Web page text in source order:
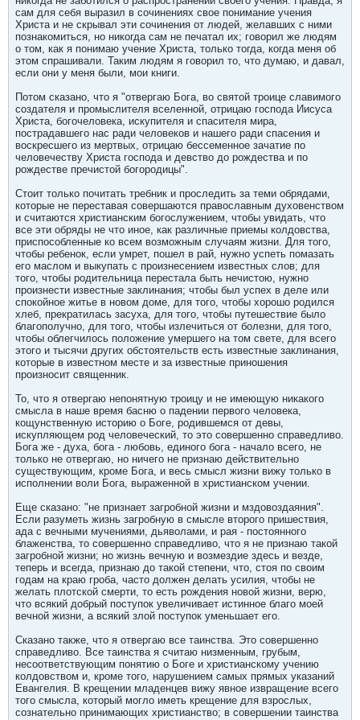
сам для себя выразил в сочинениях свое понимание учения
Христа и не скрывал эти сочинения от людей, желавших с ними
познакомиться, но никогда сам не печатал их; говорил же людям
о том, как я понимаю учение Христа, только тогда, когда меня об
этом спрашивали. Таким людям я говорил то, что думаю, и давал,
если они у меня были, мои книги.
Потом сказано, что я "отвергаю Бога, во святой троице славимого
создателя и промыслителя вселенной, отрицаю господа Иисуса
Христа, богочеловека, искупителя и спасителя мира,
пострадавшего нас ради человеков и нашего ради спасения и
воскресшего из мертвых, отрицаю бессеменное зачатие по
человечеству Христа господа и девство до рождества и по
рождестве пречистой богородицы".
Стоит только почитать требник и проследить за теми обрядами,
которые не переставая совершаются православным духовенством
и считаются христианским богослужением, чтобы увидать, что
все эти обряды не что иное, как различные приемы колдовства,
приспособленные ко всем возможным случаям жизни. Для того,
чтобы ребенок, если умрет, пошел в рай, нужно успеть помазать
его маслом и выкупать с произнесением известных слов; для
того, чтобы родительница перестала быть нечистою, нужно
произнести известные заклинания; чтобы был успех в деле или
спокойное житье в новом доме, для того, чтобы хорошо родился
хлеб, прекратилась засуха, для того, чтобы путешествие было
благополучно, для того, чтобы излечиться от болезни, для того,
чтобы облегчилось положение умершего на том свете, для всего
этого и тысячи других обстоятельств есть известные заклинания,
которые в известном месте и за известные приношения
произносит священник.
То, что я отвергаю непонятную троицу и не имеющую никакого
смысла в наше время басню о падении первого человека,
кощунственную историю о Боге, родившемся от девы,
искупляющем род человеческий, то это совершенно справедливо.
Бога же - духа, бога - любовь, единого бога - начало всего, не
только не отвергаю, но ничего не признаю действительно
существующим, кроме Бога, и весь смысл жизни вижу только в
исполнении воли Бога, выраженной в христианском учении.
Еще сказано: "не признает загробной жизни и мздовоздаяния".
Если разуметь жизнь загробную в смысле второго пришествия,
ада с вечными мучениями, дьяволами, и рая - постоянного
блаженства, то совершенно справедливо, что я не признаю такой
загробной жизни; но жизнь вечную и возмездие здесь и везде,
теперь и всегда, признаю до такой степени, что, стоя по своим
годам на краю гроба, часто должен делать усилия, чтобы не
желать плотской смерти, то есть рождения новой жизни, верю,
что всякий добрый поступок увеличивает истинное благо моей
вечной жизни, а всякий злой поступок уменьшает его.
Сказано также, что я отвергаю все таинства. Это совершенно
справедливо. Все таинства я считаю низменным, грубым,
несоответствующим понятию о Боге и христианскому учению
колдовством и, кроме того, нарушением самых прямых указаний
Евангелия. В крещении младенцев вижу явное извращение всего
того смысла, который могло иметь крещение для взрослых,
сознательно принимающих христианство; в совершении таинства